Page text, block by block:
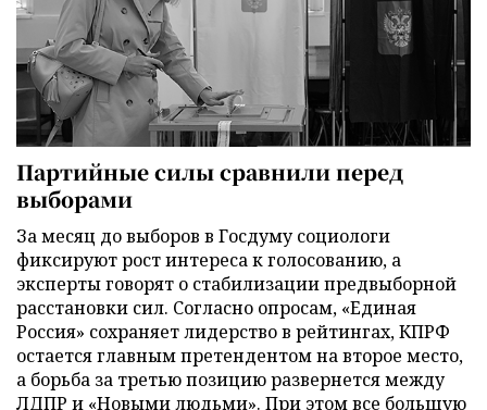
Партийные силы сравнили перед
выборами
За месяц до выборов в Госдуму социологи
фиксируют рост интереса к голосованию, а
эксперты говорят о стабилизации предвыборной
расстановки сил. Согласно опросам, «Единая
Россия» сохраняет лидерство в рейтингах, КПРФ
остается главным претендентом на второе место,
а борьба за третью позицию развернется между
ЛДПР и «Новыми людьми». При этом все большую